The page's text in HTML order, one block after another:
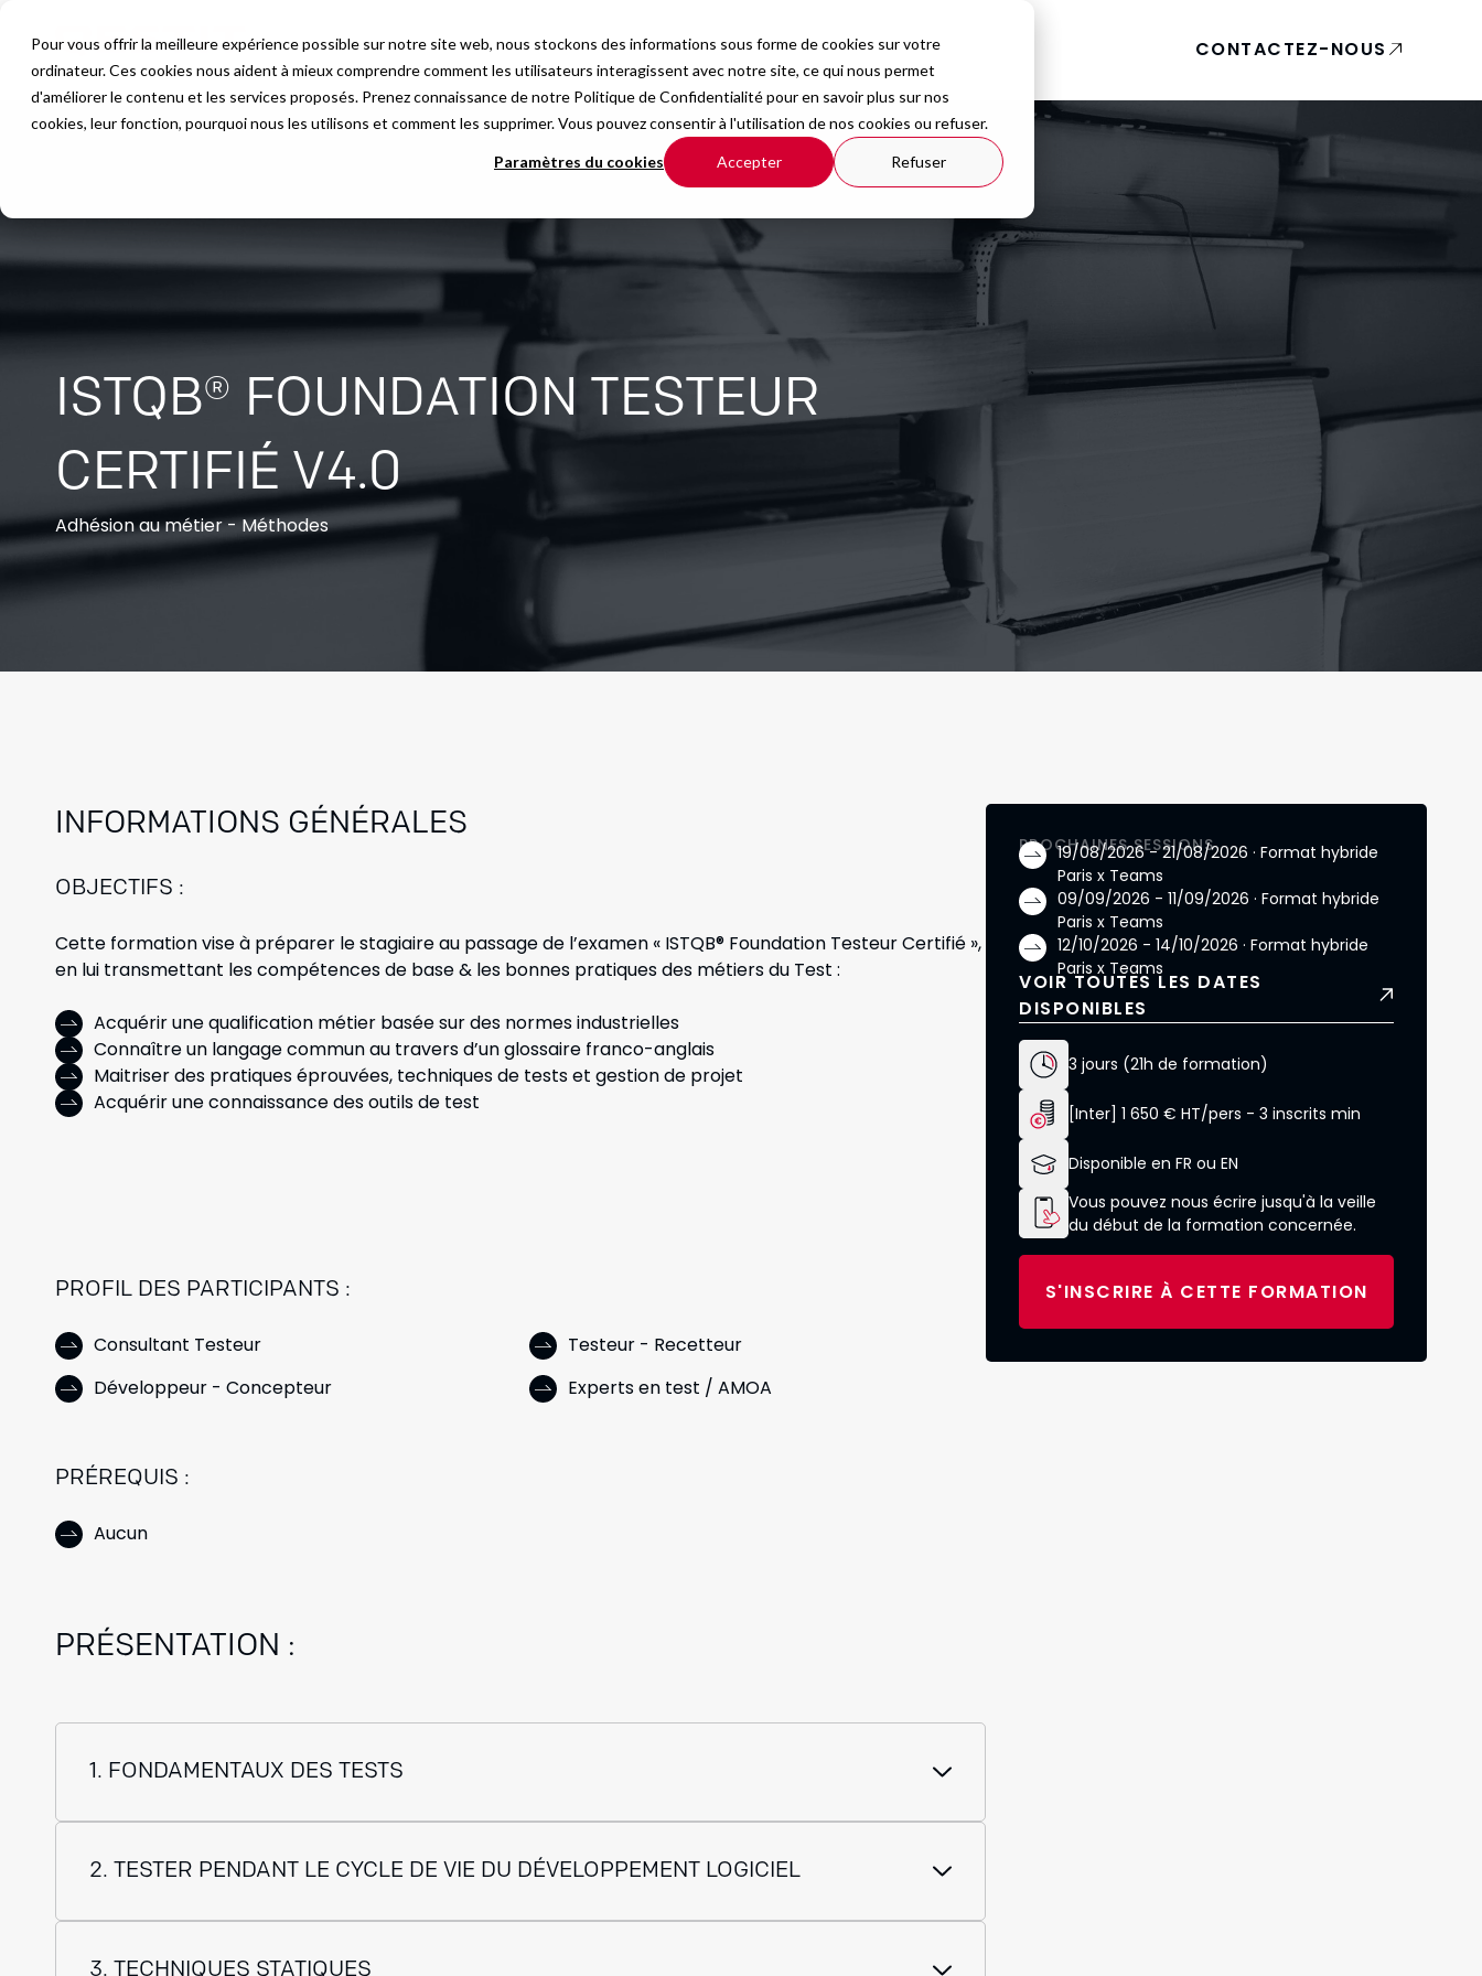
Pour vous offrir la meilleure expérience possible sur notre site web, nous stockons des informations sous forme de cookies sur votre
ordinateur. Ces cookies nous aident à mieux comprendre comment les utilisateurs interagissent avec notre site, ce qui nous permet
d'améliorer le contenu et les services proposés. Prenez connaissance de notre Politique de Confidentialitépour en savoir plus sur nos
cookies, leur fonction, pourquoi nous les utilisons et comment les supprimer. Vous pouvez consentir à l'utilisation de nos cookies ou refuser.
Paramètres du cookies Accepter Refuser
Formations Organisation Ressources CONTACTEZ-NOUS
ISTQB® FOUNDATION TESTEUR
CERTIFIÉ V4.0
Adhésion au métier - Méthodes
INFORMATIONS GÉNÉRALES
OBJECTIFS :
Cette formation vise à préparer le stagiaire au passage de l’examen « ISTQB® Foundation Testeur Certifié »,
en lui transmettant les compétences de base & les bonnes pratiques des métiers du Test :
Acquérir une qualification métier basée sur des normes industrielles
Connaître un langage commun au travers d’un glossaire franco-anglais
Maitriser des pratiques éprouvées, techniques de tests et gestion de projet
Acquérir une connaissance des outils de test
PROFIL DES PARTICIPANTS :
Consultant Testeur
Testeur - Recetteur
Développeur - Concepteur
Experts en test / AMOA
PRÉREQUIS :
Aucun
PRÉSENTATION :
1. FONDAMENTAUX DES TESTS
2. TESTER PENDANT LE CYCLE DE VIE DU DÉVELOPPEMENT LOGICIEL
Niveaux de test et types de test
3. TECHNIQUES STATIQUES
PROCHAINES SESSIONS
19/08/2026 - 21/08/2026 · Format hybride
Paris x Teams
09/09/2026 - 11/09/2026 · Format hybride
Paris x Teams
12/10/2026 - 14/10/2026 · Format hybride
Paris x Teams
VOIR TOUTES LES DATES
DISPONIBLES
3 jours (21h de formation)
[Inter] 1 650 € HT/pers - 3 inscrits min
Disponible en FR ou EN
Vous pouvez nous écrire jusqu'à la veille
du début de la formation concernée.
S'INSCRIRE À CETTE FORMATION